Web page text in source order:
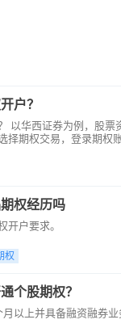
户？
以华西证券为例，股
期权交易，登录期权账
权经历吗
开户要求。
权
个股期权？
以上并具备融资融券